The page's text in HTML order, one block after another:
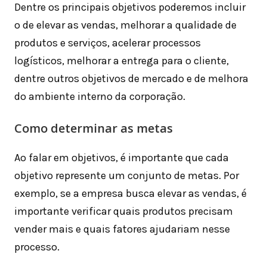
Dentre os principais objetivos poderemos incluir
o de elevar as vendas, melhorar a qualidade de
produtos e serviços, acelerar processos
logísticos, melhorar a entrega para o cliente,
dentre outros objetivos de mercado e de melhora
do ambiente interno da corporação.
Como determinar as metas
Ao falar em objetivos, é importante que cada
objetivo represente um conjunto de metas. Por
exemplo, se a empresa busca elevar as vendas, é
importante verificar quais produtos precisam
vender mais e quais fatores ajudariam nesse
processo.